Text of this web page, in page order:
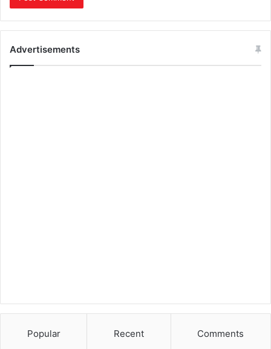
Advertisements
Popular Recent Comments